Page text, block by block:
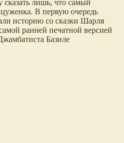
лишь, что самый
В первую очередь
историю со сказки Шарля
ранней печатной версией
Базиле